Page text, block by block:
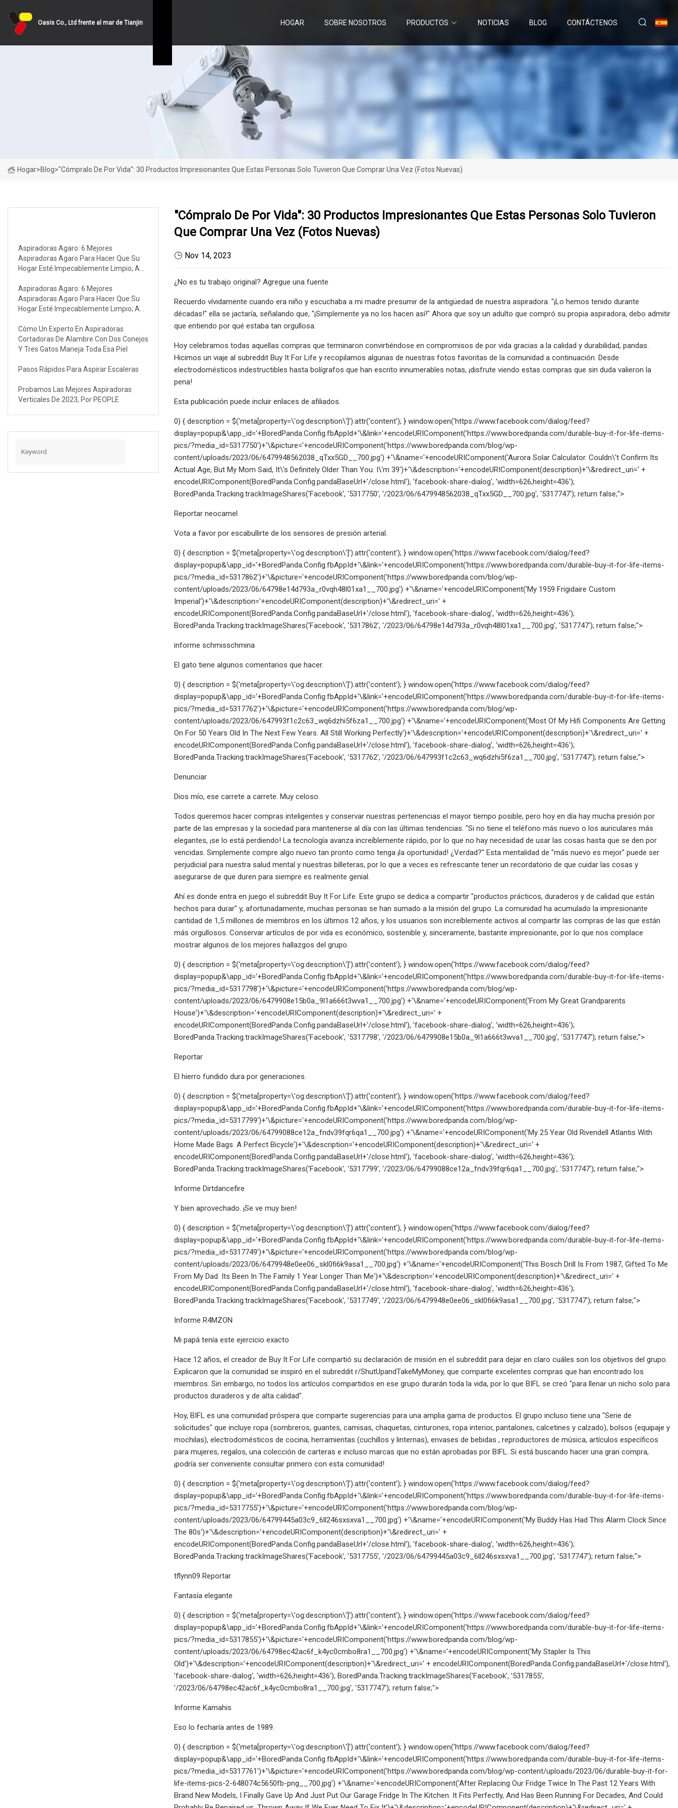
Oasis Co., Ltd frente al mar de Tianjin HOGAR SOBRE NOSOTROS PRODUCTOS NOTICIAS BLOG CONTÁCTENOS
Hogar>Blog>"Cómpralo De Por Vida": 30 Productos Impresionantes Que Estas Personas Solo Tuvieron Que Comprar Una Vez (fotos Nuevas)
Aspiradoras Agaro: 6 Mejores
Aspiradoras Agaro Para Hacer Que Su
Hogar Esté Impecablemente Limpio; A
Aspiradoras Agaro: 6 Mejores
Aspiradoras Agaro Para Hacer Que Su
Hogar Esté Impecablemente Limpio; A
Cómo Un Experto En Aspiradoras
Cortadoras De Alambre Con Dos Conejos
Y Tres Gatos Maneja Toda Esa Piel
Pasos Rápidos Para Aspirar Escaleras
Probamos Las Mejores Aspiradoras
Verticales De 2023, Por PEOPLE
"Cómpralo De Por Vida": 30 Productos Impresionantes Que Estas Personas Solo Tuvieron
Que Comprar Una Vez (fotos Nuevas)
Nov 14, 2023
¿No es tu trabajo original? Agregue una fuente
Recuerdo vívidamente cuando era niño y escuchaba a mi madre presumir de la antigüedad de nuestra aspiradora. "¡Lo hemos tenido durante
décadas!" ella se jactaría, señalando que, "¡Simplemente ya no los hacen así!" Ahora que soy un adulto que compró su propia aspiradora, debo admitir
que entiendo por qué estaba tan orgullosa.
Hoy celebramos todas aquellas compras que terminaron convirtiéndose en compromisos de por vida gracias a la calidad y durabilidad, pandas.
Hicimos un viaje al subreddit Buy It For Life y recopilamos algunas de nuestras fotos favoritas de la comunidad a continuación. Desde
electrodomésticos indestructibles hasta bolígrafos que han escrito innumerables notas, ¡disfrute viendo estas compras que sin duda valieron la
pena!
Esta publicación puede incluir enlaces de afiliados.
0) { description = $('meta[property=\'og:description\']').attr('content'); } window.open('https://www.facebook.com/dialog/feed?
display=popup&\app_id='+BoredPanda.Config.fbAppId+'\&link='+encodeURIComponent('https://www.boredpanda.com/durable-buy-it-for-life-items-
pics/?media_id=5317750')+'\&picture='+encodeURIComponent('https://www.boredpanda.com/blog/wp-
content/uploads/2023/06/6479948562038_qTxx5GD__700.jpg') +'\&name='+encodeURIComponent('Aurora Solar Calculator. Couldn\'t Confirm Its
Actual Age, But My Mom Said, It\'s Definitely Older Than You. I\'m 39')+'\&description='+encodeURIComponent(description)+'\&redirect_uri=' +
encodeURIComponent(BoredPanda.Config.pandaBaseUrl+'/close.html'), 'facebook-share-dialog', 'width=626,height=436');
BoredPanda.Tracking.trackImageShares('Facebook', '5317750', '/2023/06/6479948562038_qTxx5GD__700.jpg', '5317747'); return false;">
Reportar neocamel
Vota a favor por escabullirte de los sensores de presión arterial.
0) { description = $('meta[property=\'og:description\']').attr('content'); } window.open('https://www.facebook.com/dialog/feed?
display=popup&\app_id='+BoredPanda.Config.fbAppId+'\&link='+encodeURIComponent('https://www.boredpanda.com/durable-buy-it-for-life-items-
pics/?media_id=5317862')+'\&picture='+encodeURIComponent('https://www.boredpanda.com/blog/wp-
content/uploads/2023/06/64798e14d793a_r0vqh48l01xa1__700.jpg') +'\&name='+encodeURIComponent('My 1959 Frigidaire Custom
Imperial')+'\&description='+encodeURIComponent(description)+'\&redirect_uri=' +
encodeURIComponent(BoredPanda.Config.pandaBaseUrl+'/close.html'), 'facebook-share-dialog', 'width=626,height=436');
BoredPanda.Tracking.trackImageShares('Facebook', '5317862', '/2023/06/64798e14d793a_r0vqh48l01xa1__700.jpg', '5317747'); return false;">
informe schmisschmina
El gato tiene algunos comentarios que hacer.
0) { description = $('meta[property=\'og:description\']').attr('content'); } window.open('https://www.facebook.com/dialog/feed?
display=popup&\app_id='+BoredPanda.Config.fbAppId+'\&link='+encodeURIComponent('https://www.boredpanda.com/durable-buy-it-for-life-items-
pics/?media_id=5317762')+'\&picture='+encodeURIComponent('https://www.boredpanda.com/blog/wp-
content/uploads/2023/06/647993f1c2c63_wq6dzhi5f6za1__700.jpg') +'\&name='+encodeURIComponent('Most Of My Hifi Components Are Getting
On For 50 Years Old In The Next Few Years. All Still Working Perfectly')+'\&description='+encodeURIComponent(description)+'\&redirect_uri=' +
encodeURIComponent(BoredPanda.Config.pandaBaseUrl+'/close.html'), 'facebook-share-dialog', 'width=626,height=436');
BoredPanda.Tracking.trackImageShares('Facebook', '5317762', '/2023/06/647993f1c2c63_wq6dzhi5f6za1__700.jpg', '5317747'); return false;">
Denunciar
Dios mío, ese carrete a carrete. Muy celoso.
Todos queremos hacer compras inteligentes y conservar nuestras pertenencias el mayor tiempo posible, pero hoy en día hay mucha presión por
parte de las empresas y la sociedad para mantenerse al día con las últimas tendencias. "Si no tiene el teléfono más nuevo o los auriculares más
elegantes, ¡se lo está perdiendo! La tecnología avanza increíblemente rápido, por lo que no hay necesidad de usar las cosas hasta que se den por
vencidas. Simplemente compre algo nuevo tan pronto como tenga ¡la oportunidad! ¿Verdad?" Esta mentalidad de "más nuevo es mejor" puede ser
perjudicial para nuestra salud mental y nuestras billeteras, por lo que a veces es refrescante tener un recordatorio de que cuidar las cosas y
asegurarse de que duren para siempre es realmente genial.
Ahí es donde entra en juego el subreddit Buy It For Life. Este grupo se dedica a compartir "productos prácticos, duraderos y de calidad que están
hechos para durar" y, afortunadamente, muchas personas se han sumado a la misión del grupo. La comunidad ha acumulado la impresionante
cantidad de 1,5 millones de miembros en los últimos 12 años, y los usuarios son increíblemente activos al compartir las compras de las que están
más orgullosos. Conservar artículos de por vida es económico, sostenible y, sinceramente, bastante impresionante, por lo que nos complace
mostrar algunos de los mejores hallazgos del grupo.
0) { description = $('meta[property=\'og:description\']').attr('content'); } window.open('https://www.facebook.com/dialog/feed?
display=popup&\app_id='+BoredPanda.Config.fbAppId+'\&link='+encodeURIComponent('https://www.boredpanda.com/durable-buy-it-for-life-items-
pics/?media_id=5317798')+'\&picture='+encodeURIComponent('https://www.boredpanda.com/blog/wp-
content/uploads/2023/06/6479908e15b0a_9l1a666t3wva1__700.jpg') +'\&name='+encodeURIComponent('From My Great Grandparents
House')+'\&description='+encodeURIComponent(description)+'\&redirect_uri=' +
encodeURIComponent(BoredPanda.Config.pandaBaseUrl+'/close.html'), 'facebook-share-dialog', 'width=626,height=436');
BoredPanda.Tracking.trackImageShares('Facebook', '5317798', '/2023/06/6479908e15b0a_9l1a666t3wva1__700.jpg', '5317747'); return false;">
Reportar
El hierro fundido dura por generaciones.
0) { description = $('meta[property=\'og:description\']').attr('content'); } window.open('https://www.facebook.com/dialog/feed?
display=popup&\app_id='+BoredPanda.Config.fbAppId+'\&link='+encodeURIComponent('https://www.boredpanda.com/durable-buy-it-for-life-items-
pics/?media_id=5317799')+'\&picture='+encodeURIComponent('https://www.boredpanda.com/blog/wp-
content/uploads/2023/06/64799088ce12a_fndv39fqr6qa1__700.jpg') +'\&name='+encodeURIComponent('My 25 Year Old Rivendell Atlantis With
Home Made Bags. A Perfect Bicycle')+'\&description='+encodeURIComponent(description)+'\&redirect_uri=' +
encodeURIComponent(BoredPanda.Config.pandaBaseUrl+'/close.html'), 'facebook-share-dialog', 'width=626,height=436');
BoredPanda.Tracking.trackImageShares('Facebook', '5317799', '/2023/06/64799088ce12a_fndv39fqr6qa1__700.jpg', '5317747'); return false;">
Informe Dirtdancefire
Y bien aprovechado. ¡Se ve muy bien!
0) { description = $('meta[property=\'og:description\']').attr('content'); } window.open('https://www.facebook.com/dialog/feed?
display=popup&\app_id='+BoredPanda.Config.fbAppId+'\&link='+encodeURIComponent('https://www.boredpanda.com/durable-buy-it-for-life-items-
pics/?media_id=5317749')+'\&picture='+encodeURIComponent('https://www.boredpanda.com/blog/wp-
content/uploads/2023/06/6479948e0ee06_skl0fi6k9asa1__700.jpg') +'\&name='+encodeURIComponent('This Bosch Drill Is From 1987, Gifted To Me
From My Dad. Its Been In The Family 1 Year Longer Than Me')+'\&description='+encodeURIComponent(description)+'\&redirect_uri=' +
encodeURIComponent(BoredPanda.Config.pandaBaseUrl+'/close.html'), 'facebook-share-dialog', 'width=626,height=436');
BoredPanda.Tracking.trackImageShares('Facebook', '5317749', '/2023/06/6479948e0ee06_skl0fi6k9asa1__700.jpg', '5317747'); return false;">
Informe R4MZON
Mi papá tenía este ejercicio exacto
Hace 12 años, el creador de Buy It For Life compartió su declaración de misión en el subreddit para dejar en claro cuáles son los objetivos del grupo.
Explicaron que la comunidad se inspiró en el subreddit r/ShutUpandTakeMyMoney, que comparte excelentes compras que han encontrado los
miembros. Sin embargo, no todos los artículos compartidos en ese grupo durarán toda la vida, por lo que BIFL se creó "para llenar un nicho solo para
productos duraderos y de alta calidad".
Hoy, BIFL es una comunidad próspera que comparte sugerencias para una amplia gama de productos. El grupo incluso tiene una "Serie de
solicitudes" que incluye ropa (sombreros, guantes, camisas, chaquetas, cinturones, ropa interior, pantalones, calcetines y calzado), bolsos (equipaje y
mochilas), electrodomésticos de cocina, herramientas (cuchillos y linternas), envases de bebidas , reproductores de música, artículos específicos
para mujeres, regalos, una colección de carteras e incluso marcas que no están aprobadas por BIFL. Si está buscando hacer una gran compra,
¡podría ser conveniente consultar primero con esta comunidad!
0) { description = $('meta[property=\'og:description\']').attr('content'); } window.open('https://www.facebook.com/dialog/feed?
display=popup&\app_id='+BoredPanda.Config.fbAppId+'\&link='+encodeURIComponent('https://www.boredpanda.com/durable-buy-it-for-life-items-
pics/?media_id=5317755')+'\&picture='+encodeURIComponent('https://www.boredpanda.com/blog/wp-
content/uploads/2023/06/64799445a03c9_6ll246sxsxva1__700.jpg') +'\&name='+encodeURIComponent('My Buddy Has Had This Alarm Clock Since
The 80s')+'\&description='+encodeURIComponent(description)+'\&redirect_uri=' +
encodeURIComponent(BoredPanda.Config.pandaBaseUrl+'/close.html'), 'facebook-share-dialog', 'width=626,height=436');
BoredPanda.Tracking.trackImageShares('Facebook', '5317755', '/2023/06/64799445a03c9_6ll246sxsxva1__700.jpg', '5317747'); return false;">
tflynn09 Reportar
Fantasía elegante
0) { description = $('meta[property=\'og:description\']').attr('content'); } window.open('https://www.facebook.com/dialog/feed?
display=popup&\app_id='+BoredPanda.Config.fbAppId+'\&link='+encodeURIComponent('https://www.boredpanda.com/durable-buy-it-for-life-items-
pics/?media_id=5317855')+'\&picture='+encodeURIComponent('https://www.boredpanda.com/blog/wp-
content/uploads/2023/06/64798ec42ac6f_k4yc0cmbo8ra1__700.jpg') +'\&name='+encodeURIComponent('My Stapler Is This
Old')+'\&description='+encodeURIComponent(description)+'\&redirect_uri=' + encodeURIComponent(BoredPanda.Config.pandaBaseUrl+'/close.html'),
'facebook-share-dialog', 'width=626,height=436'); BoredPanda.Tracking.trackImageShares('Facebook', '5317855',
'/2023/06/64798ec42ac6f_k4yc0cmbo8ra1__700.jpg', '5317747'); return false;">
Informe Kamahis
Eso lo fecharía antes de 1989.
0) { description = $('meta[property=\'og:description\']').attr('content'); } window.open('https://www.facebook.com/dialog/feed?
display=popup&\app_id='+BoredPanda.Config.fbAppId+'\&link='+encodeURIComponent('https://www.boredpanda.com/durable-buy-it-for-life-items-
pics/?media_id=5317761')+'\&picture='+encodeURIComponent('https://www.boredpanda.com/blog/wp-content/uploads/2023/06/durable-buy-it-for-
life-items-pics-2-648074c5650fb-png__700.jpg') +'\&name='+encodeURIComponent('After Replacing Our Fridge Twice In The Past 12 Years With
Brand New Models, I Finally Gave Up And Just Put Our Garage Fridge In The Kitchen. It Fits Perfectly, And Has Been Running For Decades, And Could